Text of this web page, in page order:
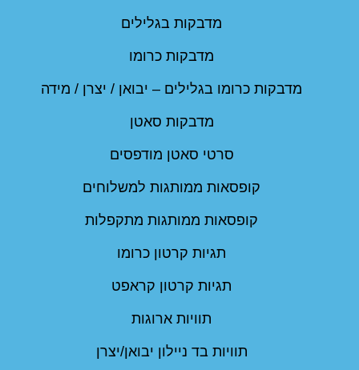
מדבקות בגלילים
מדבקות כרומו
מדבקות כרומו בגלילים – יבואן / יצרן / מידה
מדבקות סאטן
סרטי סאטן מודפסים
קופסאות ממותגות למשלוחים
קופסאות ממותגות מתקפלות
תגיות קרטון כרומו
תגיות קרטון קראפט
תוויות ארוגות
תוויות בד ניילון יבואן/יצרן